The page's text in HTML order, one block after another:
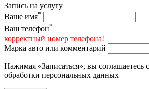
Запись на услугу
Ваше имя*
Ваш телефон*
корректный номер телефона!
Марка авто или комментарий
Нажимая «Записаться», вы соглашаетесь с
обработки персональных данных